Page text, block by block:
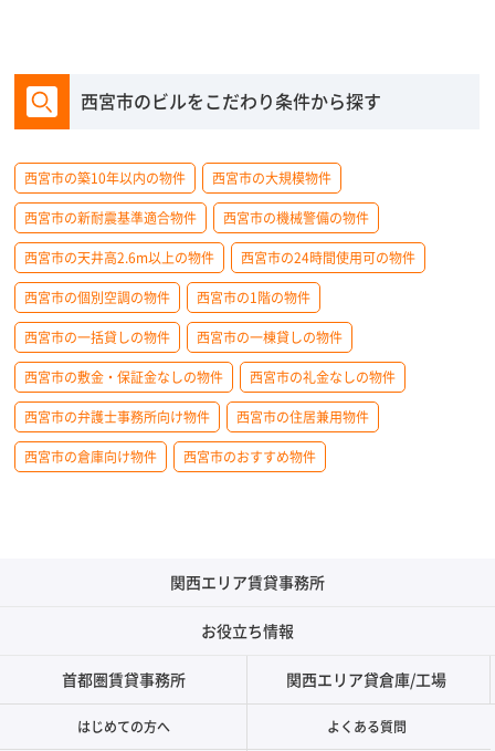
西宮市のビルをこだわり条件から探す
西宮市の築10年以内の物件 西宮市の大規模物件
西宮市の新耐震基準適合物件 西宮市の機械警備の物件
西宮市の天井高2.6m以上の物件 西宮市の24時間使用可の物件
西宮市の個別空調の物件 西宮市の1階の物件
西宮市の一括貸しの物件 西宮市の一棟貸しの物件
西宮市の敷金・保証金なしの物件 西宮市の礼金なしの物件
西宮市の弁護士事務所向け物件 西宮市の住居兼用物件
西宮市の倉庫向け物件 西宮市のおすすめ物件
関西エリア賃貸事務所
お役立ち情報
首都圏賃貸事務所 関西エリア貸倉庫/工場
はじめての方へ よくある質問